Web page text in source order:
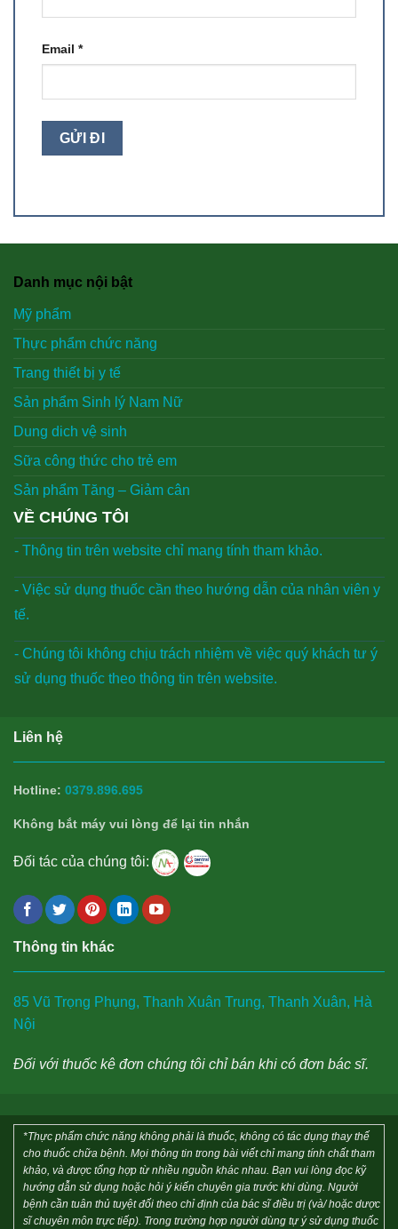
Email *
Danh mục nội bật
Mỹ phẩm
Thực phẩm chức năng
Trang thiết bị y tế
Sản phẩm Sinh lý Nam Nữ
Dung dich vệ sinh
Sữa công thức cho trẻ em
Sản phẩm Tăng – Giảm cân
VỀ CHÚNG TÔI
- Thông tin trên website chỉ mang tính tham khảo.
- Việc sử dụng thuốc cần theo hướng dẫn của nhân viên y
tế.
- Chúng tôi không chịu trách nhiệm về việc quý khách tư ý
sử dụng thuốc theo thông tin trên website.
Liên hệ
Hotline: 0379.896.695
Không bắt máy vui lòng để lại tin nhắn
Đối tác của chúng tôi:
Thông tin khác
85 Vũ Trọng Phụng, Thanh Xuân Trung, Thanh Xuân, Hà
Nội
Đối với thuốc kê đơn chúng tôi chỉ bán khi có đơn bác sĩ.
*Thực phẩm chức năng không phải là thuốc, không có tác dụng thay thế
cho thuốc chữa bệnh. Mọi thông tin trong bài viết chỉ mang tính chất tham
khảo, và được tổng hợp từ nhiều nguồn khác nhau. Bạn vui lòng đọc kỹ
hướng dẫn sử dụng hoặc hỏi ý kiến chuyên gia trước khi dùng. Người
bệnh cần tuân thủ tuyệt đối theo chỉ định của bác sĩ điều trị (và/ hoặc dược
sĩ chuyên môn trực tiếp). Trong trường hợp người dùng tự ý sử dụng thuốc